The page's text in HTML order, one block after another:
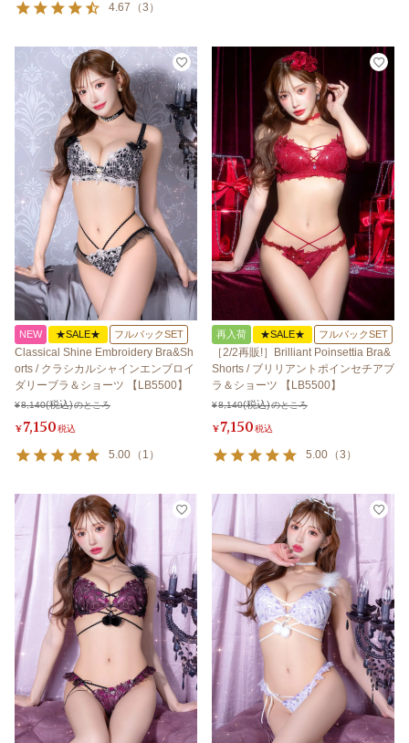
4.67 （3 ）
NEW ★SALE★ フルバックSET
Classical Shine Embroidery Bra&Sh
orts / クラシカルシャインエンブロイ
ダリーブラ＆ショーツ 【LB5500】
¥8,140 のところ
¥7,150税込
5.00 （ 1 ）
再入荷 ★SALE★ フルバックSET
［2/2再販!］Brilliant Poinsettia Bra&
Shorts / ブリリアントポインセチアブ
ラ＆ショーツ 【LB5500】
¥8,140 のところ
¥7,150税込
5.00 （3 ）